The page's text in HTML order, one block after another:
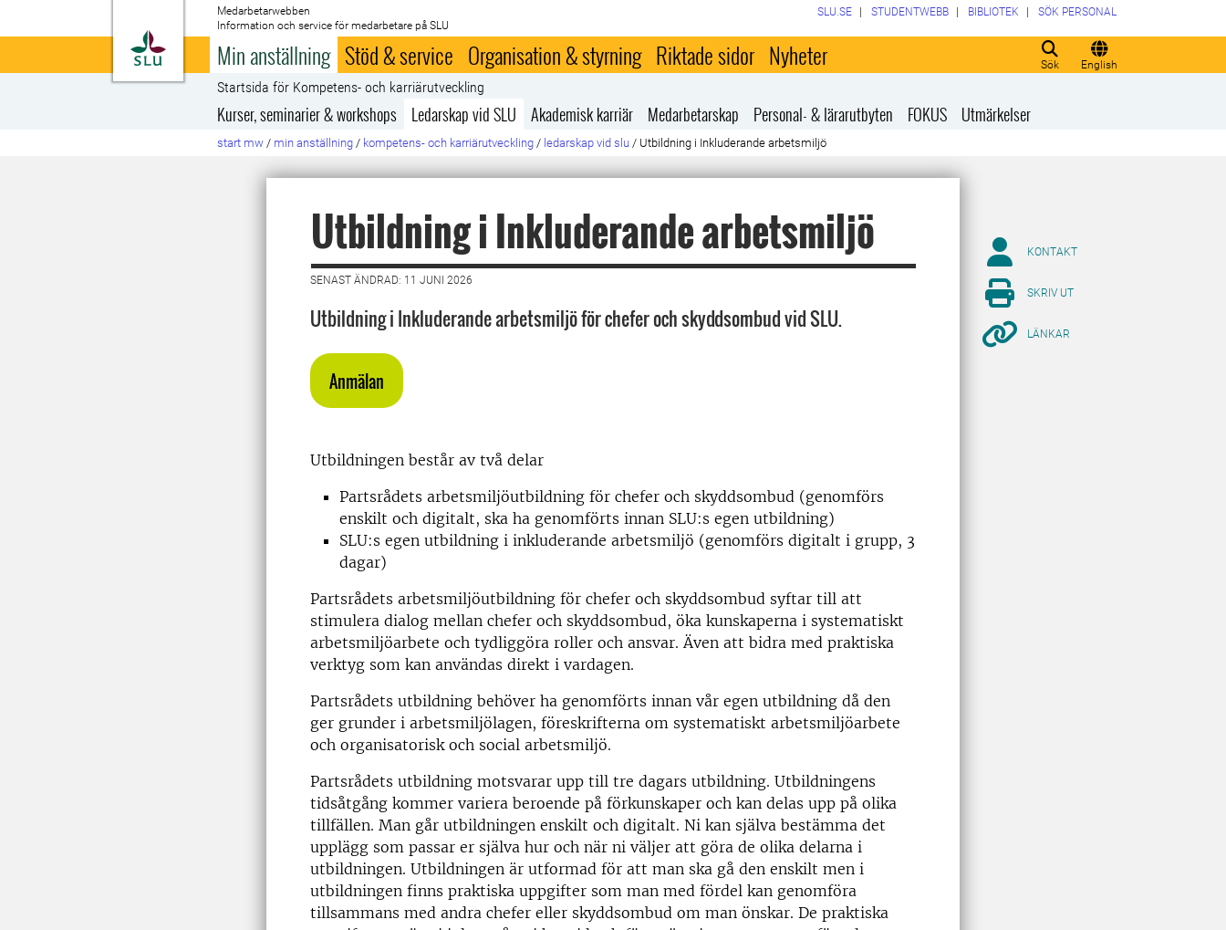
Till startsida
Medarbetarwebben
Information och service för medarbetare på SLU
Sök English
SLU.SE STUDENTWEBB BIBLIOTEK SÖK PERSONAL
Min anställning Stöd & service Organisation & styrning Riktade sidor Nyheter
Startsida för Kompetens- och karriärutveckling
Kurser, seminarier & workshops Ledarskap vid SLU Akademisk karriär Medarbetarskap Personal- & lärarutbyten FOKUS Utmärkelser
start mw / min anställning / kompetens- och karriärutveckling / ledarskap vid slu / Utbildning i Inkluderande arbetsmiljö
Utbildning i Inkluderande arbetsmiljö
SENAST ÄNDRAD: 11 JUNI 2026
Utbildning i Inkluderande arbetsmiljö för chefer och skyddsombud vid SLU.
Anmälan
Utbildningen består av två delar
Partsrådets arbetsmiljöutbildning för chefer och skyddsombud (genomförs
enskilt och digitalt, ska ha genomförts innan SLU:s egen utbildning)
SLU:s egen utbildning i inkluderande arbetsmiljö (genomförs digitalt i grupp, 3
dagar)
Partsrådets arbetsmiljöutbildning för chefer och skyddsombud syftar till att
stimulera dialog mellan chefer och skyddsombud, öka kunskaperna i systematiskt
arbetsmiljöarbete och tydliggöra roller och ansvar. Även att bidra med praktiska
verktyg som kan användas direkt i vardagen.
Partsrådets utbildning behöver ha genomförts innan vår egen utbildning då den
ger grunder i arbetsmiljölagen, föreskrifterna om systematiskt arbetsmiljöarbete
och organisatorisk och social arbetsmiljö.
Partsrådets utbildning motsvarar upp till tre dagars utbildning. Utbildningens
tidsåtgång kommer variera beroende på förkunskaper och kan delas upp på olika
tillfällen. Man går utbildningen enskilt och digitalt. Ni kan själva bestämma det
upplägg som passar er själva hur och när ni väljer att göra de olika delarna i
utbildningen. Utbildningen är utformad för att man ska gå den enskilt men i
utbildningen finns praktiska uppgifter som man med fördel kan genomföra
tillsammans med andra chefer eller skyddsombud om man önskar. De praktiska
KONTAKT
SKRIV UT
LÄNKAR